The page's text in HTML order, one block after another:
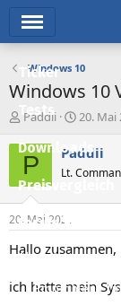
Ticker
Tests
Downloads
Preisvergleich
Forum
Aktuelles
Empfohlene
Windows 10
Windows 10
E
s
e
e
r
Paddii
E
s
e
t
a
20. Mai
P Paddii
Lt.
20. Mai 2021
Hallo zusammen,
ich hatte mein